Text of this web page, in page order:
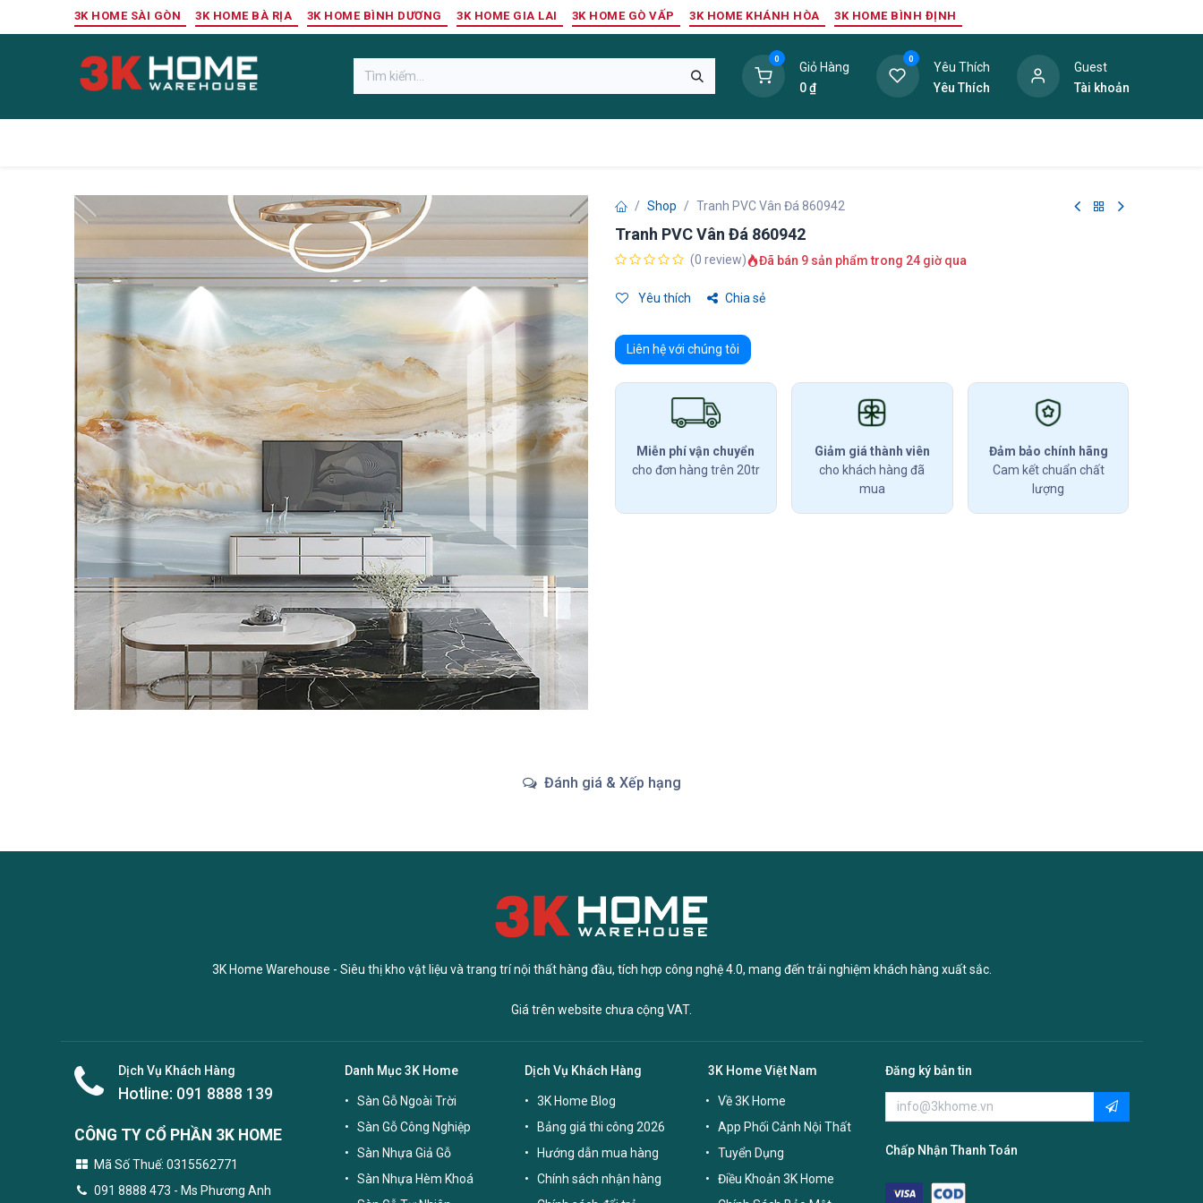
3K HOME SÀI GÒN 3K HOME BÀ RỊA 3K HOME BÌNH DƯƠNG 3K HOME GIA LAI 3K HOME GÒ VẤP 3K HOME KHÁNH HÒA 3K HOME BÌNH ĐỊNH
0
Giỏ Hàng
0₫
0
Yêu Thích
Yêu Thích
Guest
Tài khoản
Shop Tranh PVC Vân Đá 860942
Tranh PVC Vân Đá 860942
(0 review) Đã bán 9 sản phẩm trong 24 giờ qua
Yêu thích Chia sẻ
Liên hệ với chúng tôi
Miễn phí vận chuyển
cho đơn hàng trên 20tr
Giảm giá thành viên
cho khách hàng đã
mua
Đảm bảo chính hãng
Cam kết chuẩn chất
lượng
Đánh giá & Xếp hạng
3K Home Warehouse - Siêu thị kho vật liệu và trang trí nội thất hàng đầu, tích hợp công nghệ 4.0, mang đến trải nghiệm khách hàng xuất sắc.
Giá trên website chưa cộng VAT.
Dịch Vụ Khách Hàng
Hotline: 091 8888 139
CÔNG TY CỔ PHẦN 3K HOME
Mã Số Thuế: 0315562771
091 8888 473 - Ms Phương Anh
Danh Mục 3K Home
Sàn Gỗ Ngoài Trời
Sàn Gỗ Công Nghiệp
Sàn Nhựa Giả Gỗ
Sàn Nhựa Hèm Khoá
Dịch Vụ Khách Hàng
3K Home Blog
Bảng giá thi công 2026
Hướng dẫn mua hàng
Chính sách nhận hàng
3K Home Việt Nam
Về 3K Home
App Phối Cảnh Nội Thất
Tuyển Dụng
Điều Khoản 3K Home
Đăng ký bản tin
Chấp Nhận Thanh Toán